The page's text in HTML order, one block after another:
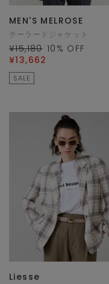
MEN'S MELROSE
テーラードジャケット
¥15,180 10 % OFF
¥13,662
SALE
Liesse